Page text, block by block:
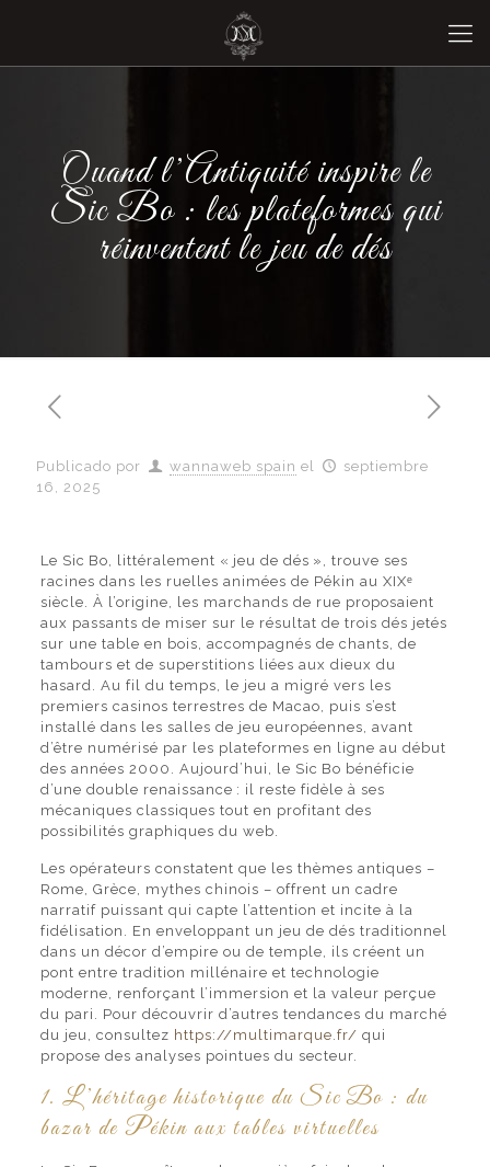
Quand l’Antiquité inspire le
Sic Bo : les plateformes qui
réinventent le jeu de dés
Publicado por wannaweb spain el
septiembre
16, 2025
Le Sic Bo, littéralement « jeu de dés », trouve ses
racines dans les ruelles animées de Pékin au XIXᵉ
siècle. À l’origine, les marchands de rue proposaient
aux passants de miser sur le résultat de trois dés jetés
sur une table en bois, accompagnés de chants, de
tambours et de superstitions liées aux dieux du
hasard. Au fil du temps, le jeu a migré vers les
premiers casinos terrestres de Macao, puis s’est
installé dans les salles de jeu européennes, avant
d’être numérisé par les plateformes en ligne au début
des années 2000. Aujourd’hui, le Sic Bo bénéficie
d’une double renaissance : il reste fidèle à ses
mécaniques classiques tout en profitant des
possibilités graphiques du web.
Les opérateurs constatent que les thèmes antiques –
Rome, Grèce, mythes chinois – offrent un cadre
narratif puissant qui capte l’attention et incite à la
fidélisation. En enveloppant un jeu de dés traditionnel
dans un décor d’empire ou de temple, ils créent un
pont entre tradition millénaire et technologie
moderne, renforçant l’immersion et la valeur perçue
du pari. Pour découvrir d’autres tendances du marché
du jeu, consultez https://multimarque.fr/ qui
propose des analyses pointues du secteur.
1. L’héritage historique du Sic Bo : du
bazar de Pékin aux tables virtuelles